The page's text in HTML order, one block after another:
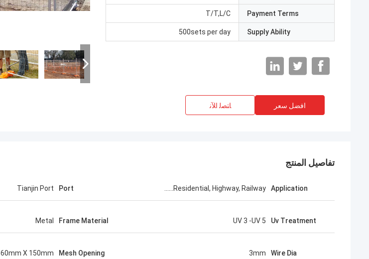
Payment Terms
T/T,L/C
Supply Ability
500sets per day
افضل سعر ﺎﺘﺼﻟ ﺍﻶﻧ
تفاصيل المنتج
Application
Residential, Highway, Railway......
Port
Tianjin Port
Uv Treatment
UV 3 -UV 5
Frame Material
Metal
Wire Dia
3mm
Mesh Opening
60mm X 150mm